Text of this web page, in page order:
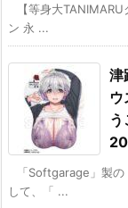
【等身大
ン 永 ...
津
「Softgarage」製
して、「 ...